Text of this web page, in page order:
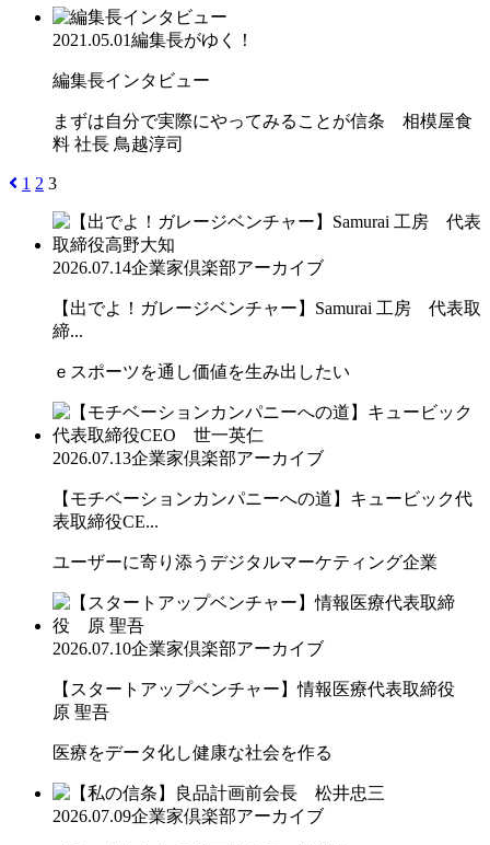
2021.05.01編集長がゆく！
編集長インタビュー
まずは自分で実際にやってみることが信条 相模屋食
料 社長 鳥越淳司
1 2 3
2026.07.14企業家倶楽部アーカイブ
【出でよ！ガレージベンチャー】Samurai 工房 代表取
締...
ｅスポーツを通し価値を生み出したい
2026.07.13企業家倶楽部アーカイブ
【モチベーションカンパニーへの道】キュービック代
表取締役CE...
ユーザーに寄り添うデジタルマーケティング企業
2026.07.10企業家倶楽部アーカイブ
【スタートアップベンチャー】情報医療代表取締役
原 聖吾
医療をデータ化し健康な社会を作る
2026.07.09企業家倶楽部アーカイブ